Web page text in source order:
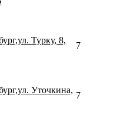
Турку, 8,
Уточкина,